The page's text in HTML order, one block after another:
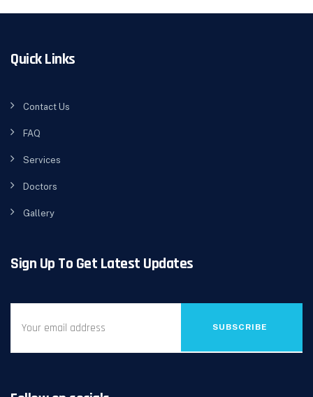
Quick Links
Contact Us
FAQ
Services
Doctors
Gallery
Sign Up To Get Latest Updates
SUBSCRIBE